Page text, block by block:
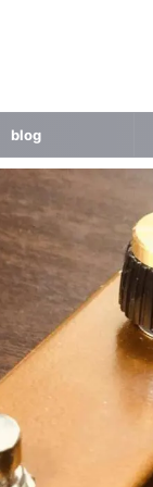
blog